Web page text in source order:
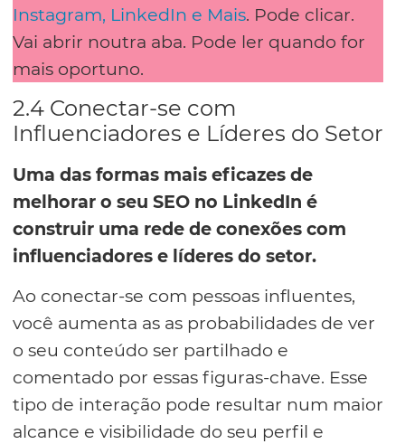
Instagram, LinkedIn e Mais. Pode clicar.
Vai abrir noutra aba. Pode ler quando for
mais oportuno.
2.4 Conectar-se com
Influenciadores e Líderes do Setor
Uma das formas mais eficazes de
melhorar o seu SEO no LinkedIn é
construir uma rede de conexões com
influenciadores e líderes do setor.
Ao conectar-se com pessoas influentes,
você aumenta as as probabilidades de ver
o seu conteúdo ser partilhado e
comentado por essas figuras-chave. Esse
tipo de interação pode resultar num maior
alcance e visibilidade do seu perfil e